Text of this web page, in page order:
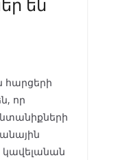
որ
կավելանան